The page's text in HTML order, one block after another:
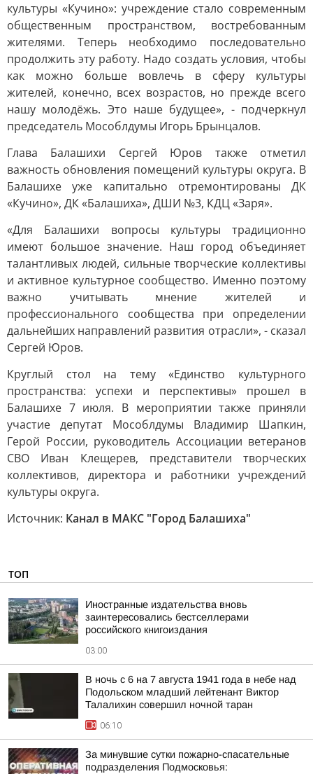
культуры «Кучино»: учреждение стало современным
общественным пространством, востребованным
жителями. Теперь необходимо последовательно
продолжить эту работу. Надо создать условия, чтобы
как можно больше вовлечь в сферу культуры
жителей, конечно, всех возрастов, но прежде всего
нашу молодёжь. Это наше будущее», - подчеркнул
председатель Мособлдумы Игорь Брынцалов.
Глава Балашихи Сергей Юров также отметил
важность обновления помещений культуры округа. В
Балашихе уже капитально отремонтированы ДК
«Кучино», ДК «Балашиха», ДШИ №3, КДЦ «Заря».
«Для Балашихи вопросы культуры традиционно
имеют большое значение. Наш город объединяет
талантливых людей, сильные творческие коллективы
и активное культурное сообщество. Именно поэтому
важно учитывать мнение жителей и
профессионального сообщества при определении
дальнейших направлений развития отрасли», - сказал
Сергей Юров.
Круглый стол на тему «Единство культурного
пространства: успехи и перспективы» прошел в
Балашихе 7 июля. В мероприятии также приняли
участие депутат Мособлдумы Владимир Шапкин,
Герой России, руководитель Ассоциации ветеранов
СВО Иван Клещерев, представители творческих
коллективов, директора и работники учреждений
культуры округа.
Источник: Канал в МАКС "Город Балашиха"
ТОП
Иностранные издательства вновь
заинтересовались бестселлерами
российского книгоиздания
03:00
В ночь с 6 на 7 августа 1941 года в небе над
Подольском младший лейтенант Виктор
Талалихин совершил ночной таран
06:10
За минувшие сутки пожарно-спасательные
подразделения Подмосковья: